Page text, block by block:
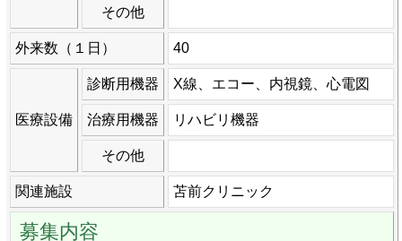
その他
外来数（１日） 40
医療設備
診断用機器 X線、エコー、内視鏡、心電図
治療用機器 リハビリ機器
その他
関連施設 苫前クリニック
募集内容